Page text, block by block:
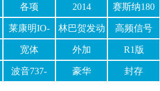
各项 2014 赛斯纳180
莱康明IO-
360
林巴贺发动
机
高频信号
宽体 外加 R1版
波音737- 豪华 封存